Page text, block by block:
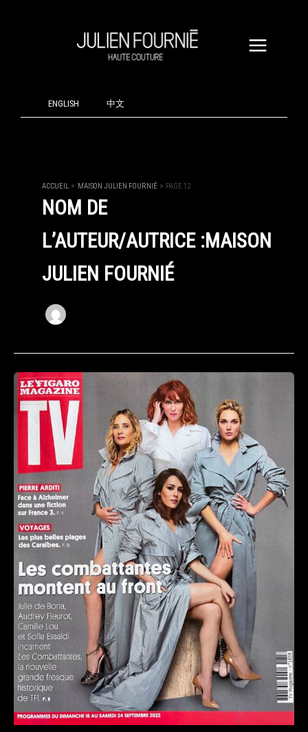
ENGLISH 中文
ACCUEIL MAISON JULIEN FOURNIÉ PAGE 12
NOM DE
L’AUTEUR/AUTRICE :MAISON
JULIEN FOURNIÉ